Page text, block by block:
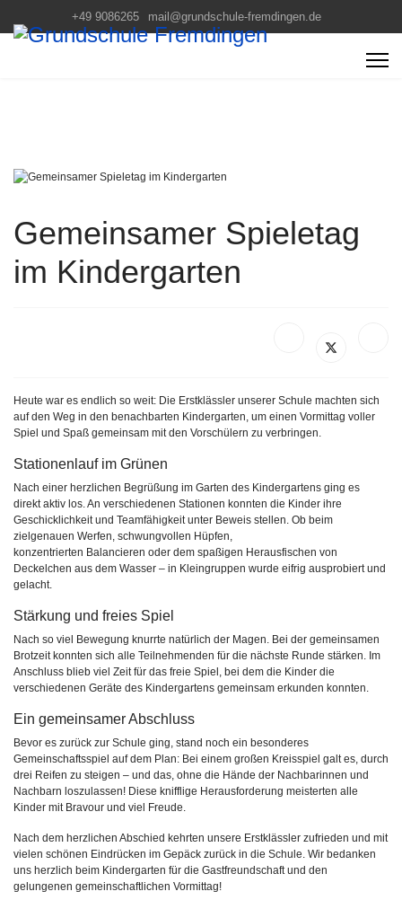
+49 9086265 mail@grundschule-fremdingen.de
Gemeinsamer Spieletag
im Kindergarten
Heute war es endlich so weit: Die Erstklässler unserer Schule machten sich
auf den Weg in den benachbarten Kindergarten, um einen Vormittag voller
Spiel und Spaß gemeinsam mit den Vorschülern zu verbringen.
Stationenlauf im Grünen
Nach einer herzlichen Begrüßung im Garten des Kindergartens ging es
direkt aktiv los. An verschiedenen Stationen konnten die Kinder ihre
Geschicklichkeit und Teamfähigkeit unter Beweis stellen. Ob beim
zielgenauen Werfen, schwungvollen Hüpfen,
konzentrierten Balancieren oder dem spaßigen Herausfischen von
Deckelchen aus dem Wasser – in Kleingruppen wurde eifrig ausprobiert und
gelacht.
Stärkung und freies Spiel
Nach so viel Bewegung knurrte natürlich der Magen. Bei der gemeinsamen
Brotzeit konnten sich alle Teilnehmenden für die nächste Runde stärken. Im
Anschluss blieb viel Zeit für das freie Spiel, bei dem die Kinder die
verschiedenen Geräte des Kindergartens gemeinsam erkunden konnten.
Ein gemeinsamer Abschluss
Bevor es zurück zur Schule ging, stand noch ein besonderes
Gemeinschaftsspiel auf dem Plan: Bei einem großen Kreisspiel galt es, durch
drei Reifen zu steigen – und das, ohne die Hände der Nachbarinnen und
Nachbarn loszulassen! Diese knifflige Herausforderung meisterten alle
Kinder mit Bravour und viel Freude.
Nach dem herzlichen Abschied kehrten unsere Erstklässler zufrieden und mit
vielen schönen Eindrücken im Gepäck zurück in die Schule. Wir bedanken
uns herzlich beim Kindergarten für die Gastfreundschaft und den
gelungenen gemeinschaftlichen Vormittag!